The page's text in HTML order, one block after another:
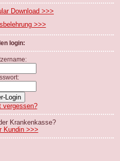
Download >>>
>>>
login:
vergessen?
Krankenkasse?
Kundin >>>